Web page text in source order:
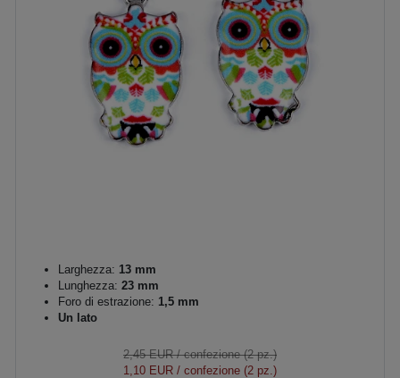
Larghezza: 13 mm
Lunghezza: 23 mm
Foro di estrazione: 1,5 mm
Un lato
2,45 EUR/ confezione (2 pz.)
1,10 EUR / confezione (2 pz.)